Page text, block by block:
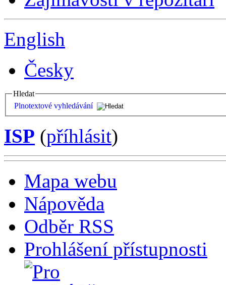
English
Česky
Hledat
Plnotextové vyhledávání
ISP (příhlásit)
Mapa webu
Nápověda
Odběr RSS
Prohlášení přístupnosti